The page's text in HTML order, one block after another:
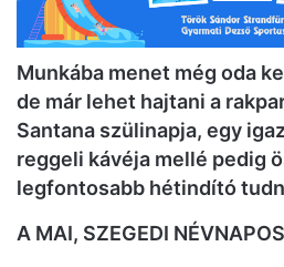
Munkába menet még oda
de már lehet hajtani a
Santana szülinapja, egy
reggeli kávéja mellé pedig
legfontosabb hétindító
A MAI, SZEGEDI